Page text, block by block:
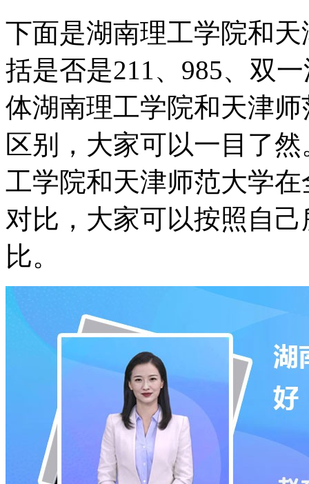
下面是湖南理工学院和
括是否是211、985、双
体湖南理工学院和天津
区别，大家可以一目了
工学院和天津师范大学
对比，大家可以按照自
比。